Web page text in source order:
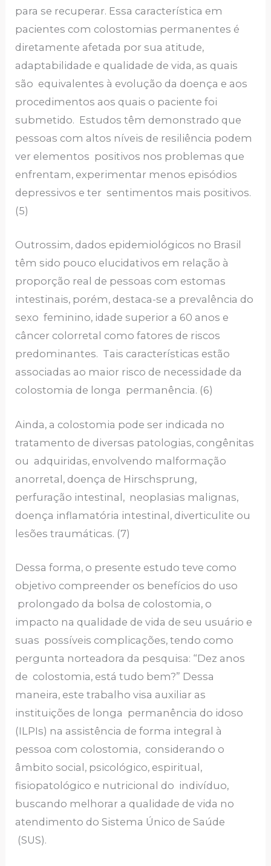
para se recuperar. Essa característica em
pacientes com colostomias permanentes é
diretamente afetada por sua atitude,
adaptabilidade e qualidade de vida, as quais
são equivalentes à evolução da doença e aos
procedimentos aos quais o paciente foi
submetido. Estudos têm demonstrado que
pessoas com altos níveis de resiliência podem
ver elementos positivos nos problemas que
enfrentam, experimentar menos episódios
depressivos e ter sentimentos mais positivos.
(5)
Outrossim, dados epidemiológicos no Brasil
têm sido pouco elucidativos em relação à
proporção real de pessoas com estomas
intestinais, porém, destaca-se a prevalência do
sexo feminino, idade superior a 60 anos e
câncer colorretal como fatores de riscos
predominantes. Tais características estão
associadas ao maior risco de necessidade da
colostomia de longa permanência. (6)
Ainda, a colostomia pode ser indicada no
tratamento de diversas patologias, congênitas
ou adquiridas, envolvendo malformação
anorretal, doença de Hirschsprung,
perfuração intestinal, neoplasias malignas,
doença inflamatória intestinal, diverticulite ou
lesões traumáticas. (7)
Dessa forma, o presente estudo teve como
objetivo compreender os benefícios do uso
prolongado da bolsa de colostomia, o
impacto na qualidade de vida de seu usuário e
suas possíveis complicações, tendo como
pergunta norteadora da pesquisa: “Dez anos
de colostomia, está tudo bem?” Dessa
maneira, este trabalho visa auxiliar as
instituições de longa permanência do idoso
(ILPIs) na assistência de forma integral à
pessoa com colostomia, considerando o
âmbito social, psicológico, espiritual,
fisiopatológico e nutricional do indivíduo,
buscando melhorar a qualidade de vida no
atendimento do Sistema Único de Saúde
(SUS).